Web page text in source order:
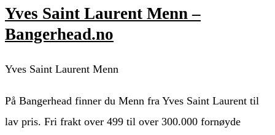
Yves Saint Laurent Menn –
Bangerhead.no
Yves Saint Laurent Menn
På Bangerhead finner du Menn fra Yves Saint Laurent til
lav pris. Fri frakt over 499 til over 300.000 fornøyde